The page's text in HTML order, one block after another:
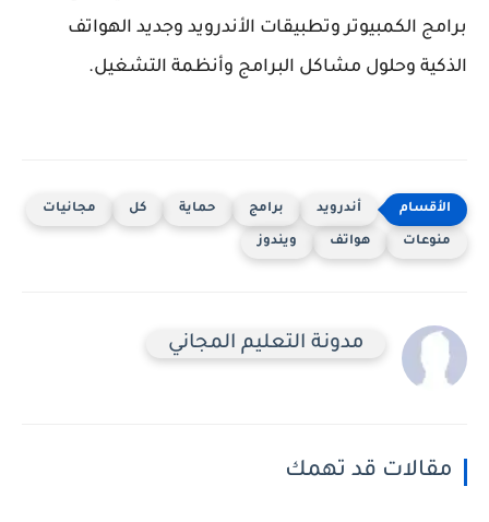
الكمبيوتر وتطبيقات الأندرويد وجديد الهواتف
وحلول مشاكل البرامج وأنظمة التشغيل.
أندرويد برامج حماية كل مجانيات
هواتف ويندوز
مدونة التعليم المجاني
قد تهمك